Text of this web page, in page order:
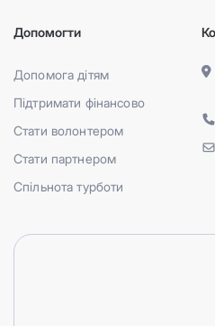
Допомогти
Допомога дітям
Підтримати фінансово
Стати волонтером
Стати партнером
Спільнота турботи